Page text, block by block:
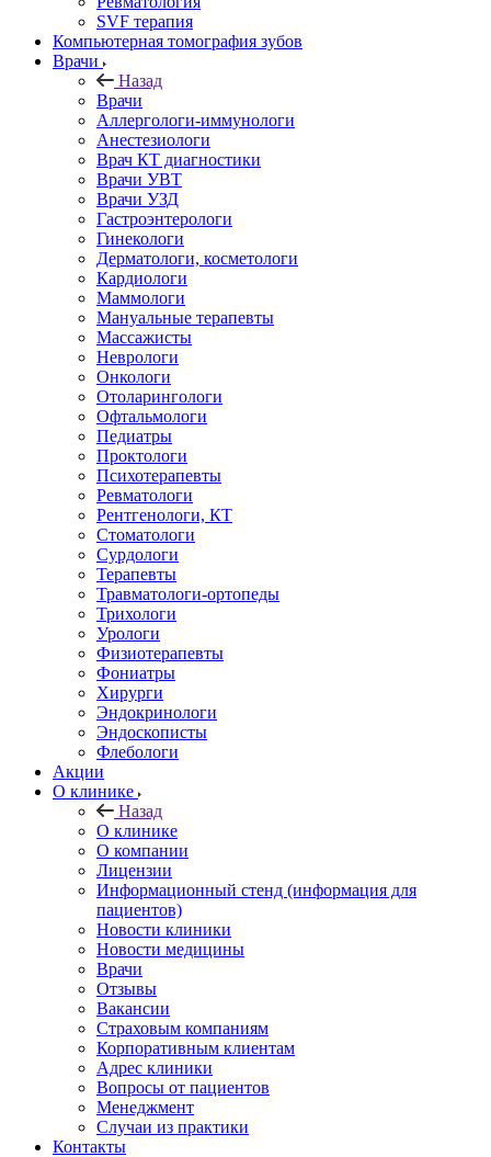
SVF терапия
Компьютерная томография зубов
Врачи
Назад
Врачи
Аллергологи-иммунологи
Анестезиологи
Врач КТ диагностики
Врачи УВТ
Врачи УЗД
Гастроэнтерологи
Гинекологи
Дерматологи, косметологи
Кардиологи
Маммологи
Мануальные терапевты
Массажисты
Неврологи
Онкологи
Отоларингологи
Офтальмологи
Педиатры
Проктологи
Психотерапевты
Ревматологи
Рентгенологи, КТ
Стоматологи
Сурдологи
Терапевты
Травматологи-ортопеды
Трихологи
Урологи
Физиотерапевты
Фониатры
Хирурги
Эндокринологи
Эндоскописты
Флебологи
Акции
О клинике
Назад
О клинике
О компании
Лицензии
Информационный стенд (информация для
пациентов)
Новости клиники
Новости медицины
Врачи
Отзывы
Вакансии
Страховым компаниям
Корпоративным клиентам
Адрес клиники
Вопросы от пациентов
Менеджмент
Случаи из практики
Контакты